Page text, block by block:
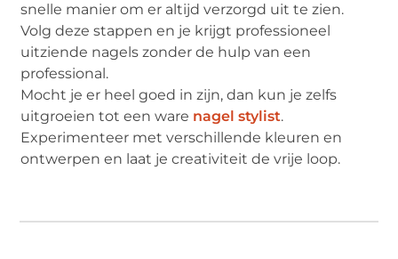
snelle manier om er altijd verzorgd uit te zien.
Volg deze stappen en je krijgt professioneel
uitziende nagels zonder de hulp van een
professional.
Mocht je er heel goed in zijn, dan kun je zelfs
uitgroeien tot een ware nagel stylist.
Experimenteer met verschillende kleuren en
ontwerpen en laat je creativiteit de vrije loop.